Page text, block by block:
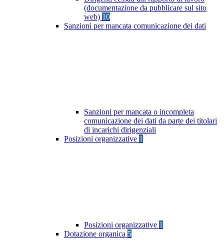
(documentazione da pubblicare sul sito
web) 10
Sanzioni per mancata comunicazione dei dati
Sanzioni per mancata o incompleta
comunicazione dei dati da parte dei titolari
di incarichi dirigenziali
Posizioni organizzative 1
Posizioni organizzative 1
Dotazione organica 5